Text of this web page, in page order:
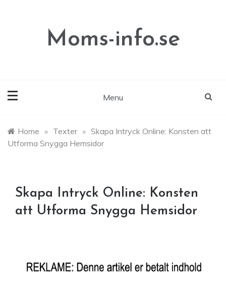
Moms-info.se
Menu
Home » Texter » Skapa Intryck Online: Konsten att
Utforma Snygga Hemsidor
Skapa Intryck Online: Konsten
att Utforma Snygga Hemsidor